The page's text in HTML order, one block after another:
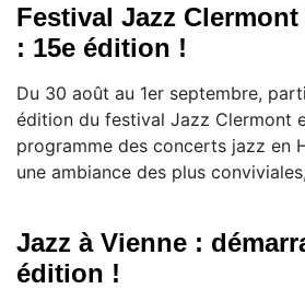
Festival Jazz
: 15e édition !
Du 30 août au 1er septembre,
édition du festival Jazz Clermont
programme des concerts jazz en
une ambiance des plus
Jazz à Vienne :
édition !